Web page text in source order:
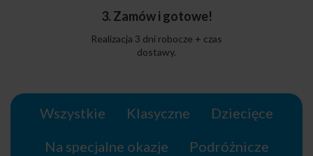
3. Zamów i gotowe!
Realizacja 3 dni robocze + czas
dostawy.
Wszystkie Klasyczne
Dziecięce
Na specjalne okazje
Podróżnicze